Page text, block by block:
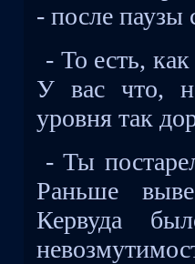
- после паузы
- То есть,
У вас что,
уровня так
- Ты
Раньше
Кервуда